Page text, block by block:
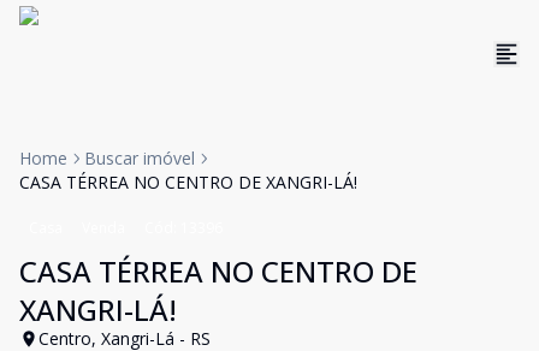
Home
Buscar imóvel
CASA TÉRREA NO CENTRO DE XANGRI-LÁ!
CASA TÉRREA NO CENTRO DE
XANGRI-LÁ!
Centro, Xangri-Lá - RS